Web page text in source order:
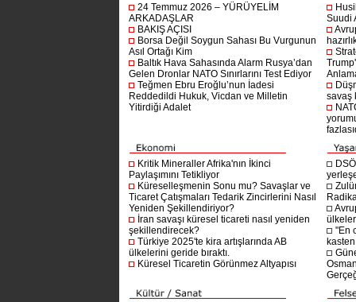
24 Temmuz 2026 – YÜRÜYELİM
ARKADAŞLAR
BAKIŞ AÇISI
Borsa Değil Soygun Sahası Bu Vurgunun
Asıl Ortağı Kim
Baltık Hava Sahasında Alarm Rusya’dan
Gelen Dronlar NATO Sınırlarını Test Ediyor
Teğmen Ebru Eroğlu’nun İadesi
Reddedildi Hukuk, Vicdan ve Milletin
Yitirdiği Adalet
Suudi
savaş
Kritik Mineraller Afrika'nın İkinci
Paylaşımını Tetikliyor
Küreselleşmenin Sonu mu? Savaşlar ve
Ticaret Çatışmaları Tedarik Zincirlerini Nasıl
Yeniden Şekillendiriyor?
İran savaşı küresel ticareti nasıl yeniden
şekillendirecek?
Türkiye 2025'te kira artışlarında AB
ülkelerini geride bıraktı.
Küresel Ticaretin Görünmez Altyapısı
"En